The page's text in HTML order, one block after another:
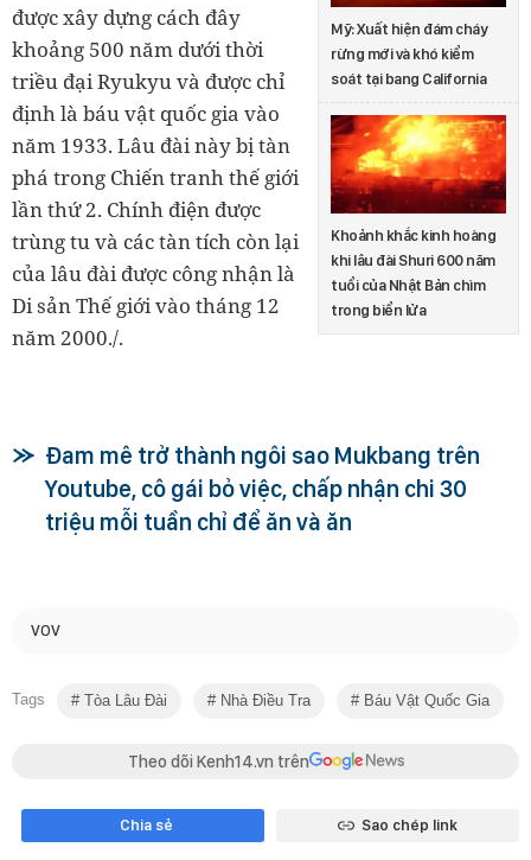
Mỹ: Xuất hiện đám cháy
rừng mới và khó kiểm
soát tại bang California
Khoảnh khắc kinh hoàng
khi lâu đài Shuri 600 năm
tuổi của Nhật Bản chìm
trong biển lửa
được xây dựng cách đây
khoảng 500 năm dưới thời
triều đại Ryukyu và được chỉ
định là báu vật quốc gia vào
năm 1933. Lâu đài này bị tàn
phá trong Chiến tranh thế giới
lần thứ 2. Chính điện được
trùng tu và các tàn tích còn lại
của lâu đài được công nhận là
Di sản Thế giới vào tháng 12
năm 2000./.
Đam mê trở thành ngôi sao Mukbang trên
Youtube, cô gái bỏ việc, chấp nhận chi 30
triệu mỗi tuần chỉ để ăn và ăn
VOV
Tags Tòa Lâu Đài Nhà Điều Tra Báu Vật Quốc Gia
Theo dõi Kenh14.vn trên
Chia sẻ Sao chép link